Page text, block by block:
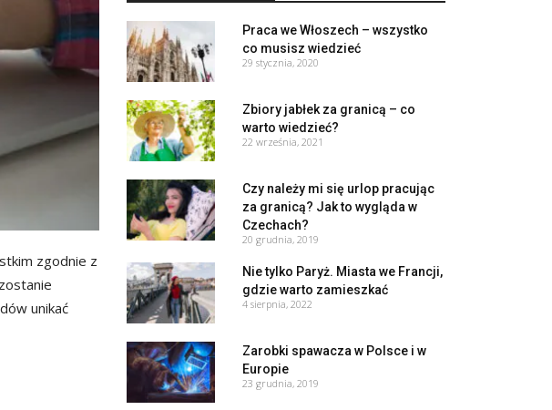
zgodnie z
unikać
Praca we Włoszech – wszystko
co musisz wiedzieć
29 stycznia, 2020
Zbiory jabłek za granicą – co
warto wiedzieć?
22 września, 2021
Czy należy mi się urlop pracując
za granicą? Jak to wygląda w
Czechach?
20 grudnia, 2019
Nie tylko Paryż. Miasta we Francji,
gdzie warto zamieszkać
4 sierpnia, 2022
Zarobki spawacza w Polsce i w
Europie
23 grudnia, 2019